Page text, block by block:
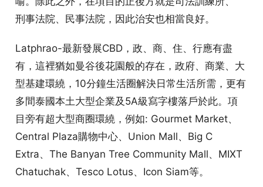
刑事法院、民事法院，因此治安也相當良好。
Latphrao-最新發展CBD，政、商、住、行應有盡
有，這裡猶如曼谷後花園般的存在，政府、商業、大
型基建環繞，10分鐘生活圈解決日常生活所需，更有
多間泰國本土大型企業及5A級寫字樓落戶於此。項
目旁有超大型商圈環繞，例如: Gourmet Market、
Central Plaza購物中心、Union Mall、Big C
Extra、The Banyan Tree Community Mall、MIXT
Chatuchak、Tesco Lotus、Icon Siam等。